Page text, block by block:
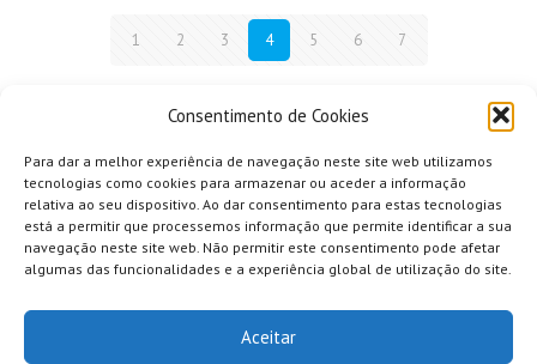
Consentimento de Cookies
Para dar a melhor experiência de navegação neste site web utilizamos
tecnologias como cookies para armazenar ou aceder a informação
relativa ao seu dispositivo. Ao dar consentimento para estas tecnologias
está a permitir que processemos informação que permite identificar a sua
navegação neste site web. Não permitir este consentimento pode afetar
algumas das funcionalidades e a experiência global de utilização do site.
Aceitar
1 2 3 4 5 6 7